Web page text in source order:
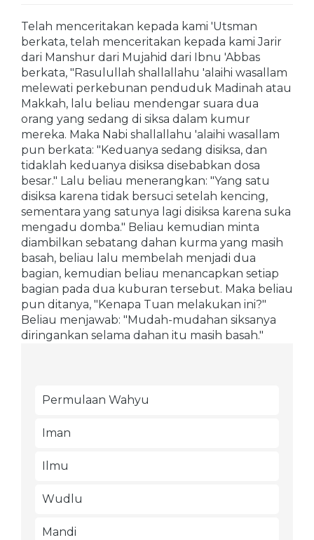
Telah menceritakan kepada kami 'Utsman
berkata, telah menceritakan kepada kami Jarir
dari Manshur dari Mujahid dari Ibnu 'Abbas
berkata, "Rasulullah shallallahu 'alaihi wasallam
melewati perkebunan penduduk Madinah atau
Makkah, lalu beliau mendengar suara dua
orang yang sedang di siksa dalam kumur
mereka. Maka Nabi shallallahu 'alaihi wasallam
pun berkata: "Keduanya sedang disiksa, dan
tidaklah keduanya disiksa disebabkan dosa
besar." Lalu beliau menerangkan: "Yang satu
disiksa karena tidak bersuci setelah kencing,
sementara yang satunya lagi disiksa karena suka
mengadu domba." Beliau kemudian minta
diambilkan sebatang dahan kurma yang masih
basah, beliau lalu membelah menjadi dua
bagian, kemudian beliau menancapkan setiap
bagian pada dua kuburan tersebut. Maka beliau
pun ditanya, "Kenapa Tuan melakukan ini?"
Beliau menjawab: "Mudah-mudahan siksanya
diringankan selama dahan itu masih basah."
Permulaan Wahyu
Iman
Ilmu
Wudlu
Mandi